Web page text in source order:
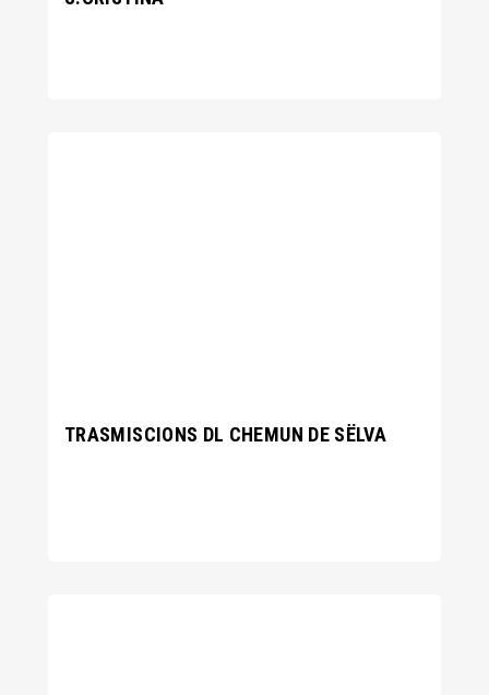
TRASMISCIONS DL CHEMUN DE SËLVA